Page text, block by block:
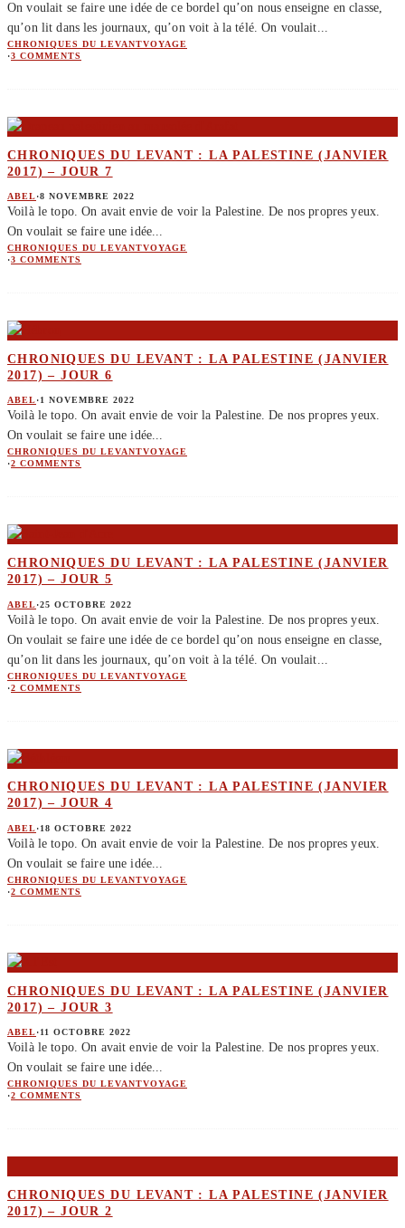
On voulait se faire une idée de ce bordel qu’on nous enseigne en classe,
qu’on lit dans les journaux, qu’on voit à la télé. On voulait...
CHRONIQUES DU LEVANTVOYAGE
·3 COMMENTS
CHRONIQUES DU LEVANT : LA PALESTINE (JANVIER
2017) – JOUR 7
ABEL·8 NOVEMBRE 2022
Voilà le topo. On avait envie de voir la Palestine. De nos propres yeux.
On voulait se faire une idée...
CHRONIQUES DU LEVANTVOYAGE
·3 COMMENTS
CHRONIQUES DU LEVANT : LA PALESTINE (JANVIER
2017) – JOUR 6
ABEL·1 NOVEMBRE 2022
Voilà le topo. On avait envie de voir la Palestine. De nos propres yeux.
On voulait se faire une idée...
CHRONIQUES DU LEVANTVOYAGE
·2 COMMENTS
CHRONIQUES DU LEVANT : LA PALESTINE (JANVIER
2017) – JOUR 5
ABEL·25 OCTOBRE 2022
Voilà le topo. On avait envie de voir la Palestine. De nos propres yeux.
On voulait se faire une idée de ce bordel qu’on nous enseigne en classe,
qu’on lit dans les journaux, qu’on voit à la télé. On voulait
CHRONIQUES DU LEVANTVOYAGE
·2 COMMENTS
CHRONIQUES DU LEVANT : LA PALESTINE (JANVIER
2017) – JOUR 4
ABEL·18 OCTOBRE 2022
Voilà le topo. On avait envie de voir la Palestine. De nos propres yeux.
On voulait se faire une idée...
CHRONIQUES DU LEVANTVOYAGE
·2 COMMENTS
CHRONIQUES DU LEVANT : LA PALESTINE (JANVIER
2017) – JOUR 3
ABEL·11 OCTOBRE 2022
Voilà le topo. On avait envie de voir la Palestine. De nos propres yeux.
On voulait se faire une idée...
CHRONIQUES DU LEVANTVOYAGE
·2 COMMENTS
CHRONIQUES DU LEVANT : LA PALESTINE (JANVIER
2017) – JOUR 2